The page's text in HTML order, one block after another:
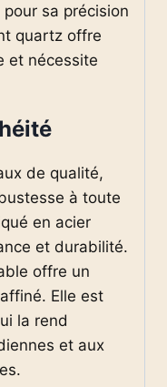
sa précision
quartz offre
et nécessite
de qualité,
à toute
en acier
et durabilité.
offre un
Elle est
la rend
et aux